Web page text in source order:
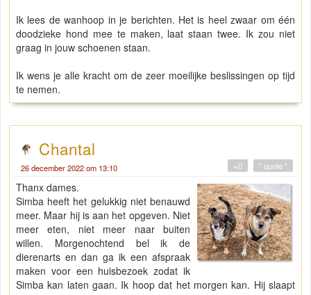
Ik lees de wanhoop in je berichten. Het is heel zwaar om één
doodzieke hond mee te maken, laat staan twee. Ik zou niet
graag in jouw schoenen staan.
Ik wens je alle kracht om de zeer moeilijke beslissingen op tijd
te nemen.
Chantal
26 december 2022 om 13:10 " quote "
+0
Thanx dames.
Simba heeft het gelukkig niet benauwd
meer. Maar hij is aan het opgeven. Niet
meer eten, niet meer naar buiten
willen. Morgenochtend bel ik de
dierenarts en dan ga ik een afspraak
maken voor een huisbezoek zodat ik
Simba kan laten gaan. Ik hoop dat het morgen kan. Hij slaapt